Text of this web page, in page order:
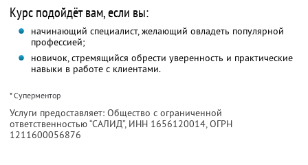
Курс подойдёт вам, если вы:
начинающий специалист, желающий овладеть популярной
профессией;
новичок, стремящийся обрести уверенность и практические
навыки в работе с клиентами.
* Суперментор
Услуги предоставляет: Общество с ограниченной
ответственностью “САЛИД”, ИНН 1656120014, ОГРН
1211600056876